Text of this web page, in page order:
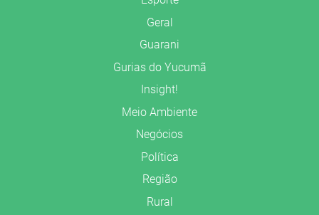
Geral
Guarani
Gurias do Yucumã
Insight!
Meio Ambiente
Negócios
Política
Região
Rural